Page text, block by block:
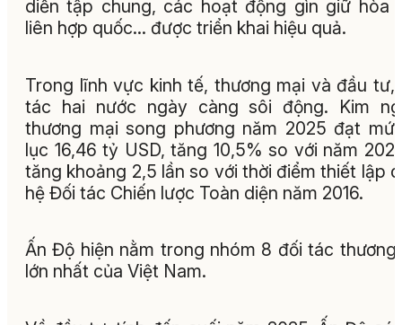
diễn tập chung, các hoạt động gìn giữ hòa
liên hợp quốc... được triển khai hiệu quả.
Trong lĩnh vực kinh tế, thương mại và đầu tư,
tác hai nước ngày càng sôi động. Kim
thương mại song phương năm 2025 đạt
lục 16,46 tỷ USD, tăng 10,5% so với năm
tăng khoảng 2,5 lần so với thời điểm thiết lập
hệ Đối tác Chiến lược Toàn diện năm 2016.
Ấn Độ hiện nằm trong nhóm 8 đối tác thương
lớn nhất của Việt Nam.